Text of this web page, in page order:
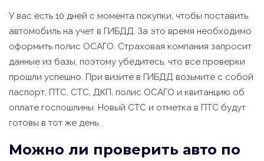
У вас есть 10 дней с момента покупки, чтобы поставить
автомобиль на учет в ГИБДД. За это время необходимо
оформить полис ОСАГО. Страховая компания запросит
данные из базы, поэтому убедитесь, что все проверки
прошли успешно. При визите в ГИБДД возьмите с собой
паспорт, ПТС, СТС, ДКП, полис ОСАГО и квитанцию об
оплате госпошлины. Новый СТС и отметка в ПТС будут
готовы в тот же день.
Можно ли проверить авто по